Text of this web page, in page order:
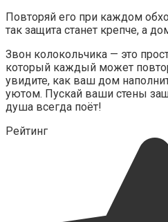
Повторяй его при каждом
так защита станет крепче, а
Звон колокольчика — это
который каждый может
увидите, как ваш дом
уютом. Пускай ваши стены
душа всегда поёт!
Рейтинг